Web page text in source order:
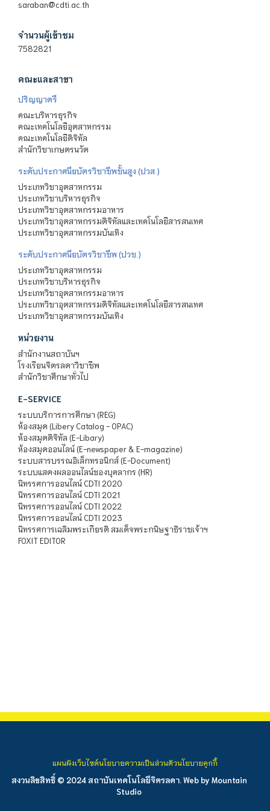
saraban@cdti.ac.th
จำนวนผู้เข้าชม
7582821
คณะและสาขา
ปริญญาตรี
คณะบริหารธุรกิจ
คณะเทคโนโลยีอุตสาหกรรม
คณะเทคโนโลยีดิจิทัล
สำนักวิชาเกษตรนวัต
ระดับประกาศนียบัตรวิชาชีพชั้นสูง (ปวส.)
ประเภทวิชาอุตสาหกรรม
ประเภทวิชาบริหารธุรกิจ
ประเภทวิชาอุตสาหกรรมอาหาร
ประเภทวิชาอุตสาหกรรมดิจิทัลและเทคโนโลยีสารสนเทศ
ประเภทวิชาอุตสาหกรรมบันเทิง
ระดับประกาศนียบัตรวิชาชีพ (ปวช.)
ประเภทวิชาอุตสาหกรรม
ประเภทวิชาบริหารธุรกิจ
ประเภทวิชาอุตสาหกรรมอาหาร
ประเภทวิชาอุตสาหกรรมดิจิทัลและเทคโนโลยีสารสนเทศ
ประเภทวิชาอุตสาหกรรมบันเทิง
หน่วยงาน
สำนักงานสถาบันฯ
โรงเรียนจิตรลดาวิชาชีพ
สำนักวิชาศึกษาทั่วไป
E-SERVICE
ระบบบริการการศึกษา (REG)
ห้องสมุด (Libery Catalog - OPAC)
ห้องสมุดดิจิทัล (E-Libary)
ห้องสมุดออนไลน์ (E-newspaper & E-magazine)
ระบบสารบรรณอิเล็กทรอนิกส์ (E-Document)
ระบบแสดงผลออนไลน์ของบุคลากร (HR)
นิทรรศการออนไลน์ CDTI 2020
นิทรรศการออนไลน์ CDTI 2021
นิทรรศการออนไลน์ CDTI 2022
นิทรรศการออนไลน์ CDTI 2023
นิทรรศการเฉลิมพระเกียรติ สมเด็จพระกนิษฐาธิราชเจ้าฯ
FOXIT EDITOR
สงวนลิขสิทธิ์ © 2024 สถาบันเทคโนโลยีจิตรลดา. Web by Mountain
Studio
แผนผังเว็บไซต์นโยบายความเป็นส่วนตัวนโยบายคุกกี้